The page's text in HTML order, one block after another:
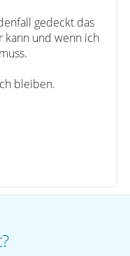
gedeckt das
kann und wenn ich
bleiben.